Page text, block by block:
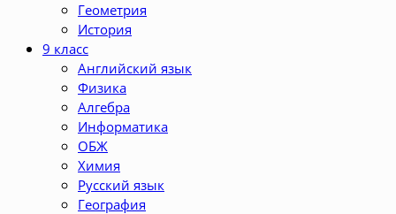
Геометрия
История
9 класс
Английский язык
Физика
Алгебра
Информатика
ОБЖ
Химия
Русский язык
География